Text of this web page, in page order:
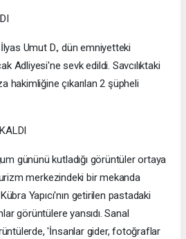
Umut D., dün emniyetteki
Adliyesi'ne sevk edildi. Savcılıktaki
hakimliğine çıkarılan 2 şüpheli
gününü kutladığı görüntüler ortaya
merkezindeki bir mekanda
Yapıcı'nın getirilen pastadaki
görüntülere yansıdı. Sanal
'İnsanlar gider, fotoğraflar